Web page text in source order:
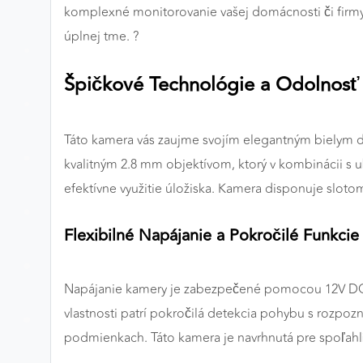
komplexné monitorovanie vašej domácnosti či
úplnej tme. ?
Špičkové Technológie a Odolnosť
Táto kamera vás zaujme svojím elegantným
kvalitným 2.8 mm objektívom, ktorý v kombinácii s
efektívne využitie úložiska. Kamera disponuje
Flexibilné Napájanie a Pokročilé Funkcie
Napájanie kamery je zabezpečené pomocou 12V
vlastnosti patrí pokročilá detekcia pohybu s
podmienkach. Táto kamera je navrhnutá pre
Preferenčné cookies
ANALYTICKÉ COOKIES
nášho webu. Ich pomocou určujeme počet návštev a
pomocou týchto cookies spracovávame anonymne a
súhrnne, bez použitia identifikátorov, ktoré ukazujú na
cookies môžeme optimalizovať výkon a funkčnosť
Google Analytics
Poskytovateľ: Google